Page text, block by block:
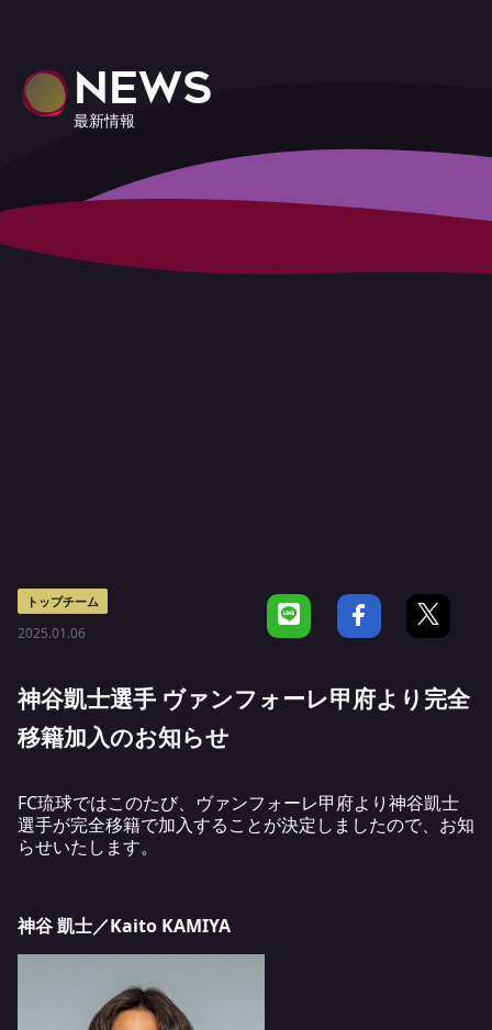
NEWS
最新情報
トップチーム
2025.01.06
神谷凱士選手 ヴァンフォーレ甲府より完全
移籍加入のお知らせ
FC琉球ではこのたび、ヴァンフォーレ甲府より神谷凱士
選手が完全移籍で加入することが決定しましたので、お知
らせいたします。
神谷 凱士／Kaito KAMIYA